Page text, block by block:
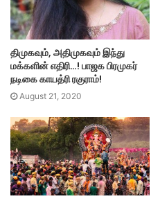
திமுகவும், அதிமுகவும் இந்து
மக்களின் எதிரி…! பாஜக பிரமுகர்
நடிகை காயத்ரி ரகுராம்!
August 21, 2020